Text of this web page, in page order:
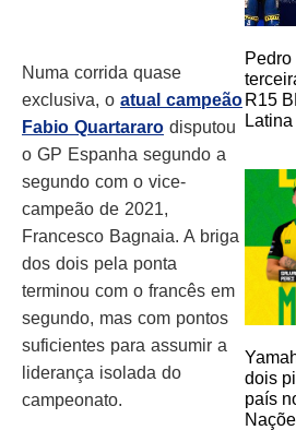
Numa corrida quase
exclusiva, o atual campeão
Fabio Quartararo disputou
o GP Espanha segundo a
segundo com o vice-
campeão de 2021,
Francesco Bagnaia. A briga
dos dois pela ponta
terminou com o francês em
segundo, mas com pontos
suficientes para assumir a
liderança isolada do
campeonato.
R15
Latina
dois
país